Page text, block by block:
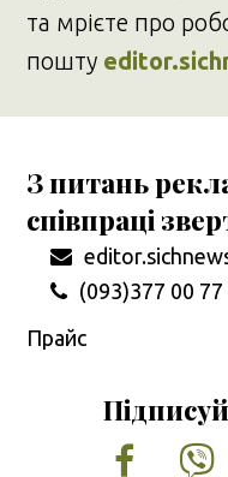
та мрієте про
пошту
З питань
співпраці
(093)377 00 77
Прайс